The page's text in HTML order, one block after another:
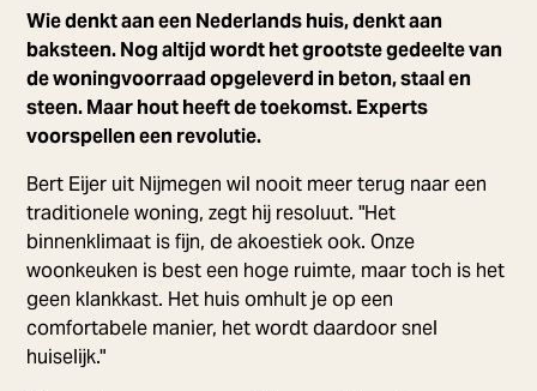
Wie denkt aan een Nederlands huis, denkt aan
baksteen. Nog altijd wordt het grootste gedeelte van
de woningvoorraad opgeleverd in beton, staal en
steen. Maar hout heeft de toekomst. Experts
voorspellen een revolutie.
Bert Eijer uit Nijmegen wil nooit meer terug naar een
traditionele woning, zegt hij resoluut. "Het
binnenklimaat is fijn, de akoestiek ook. Onze
woonkeuken is best een hoge ruimte, maar toch is het
geen klankkast. Het huis omhult je op een
comfortabele manier, het wordt daardoor snel
huiselijk."